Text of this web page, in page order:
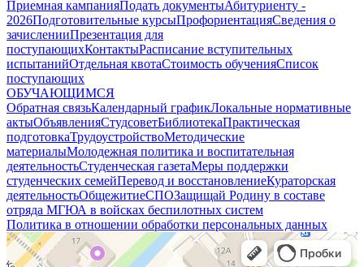
Приемная кампанияПодать документыАбитуриенту -
2026Подготовительные курсыПрофориентацияСведения о
зачисленииПрезентация для
поступающихКонтактыРасписание вступительных
испытанийОтдельная квотаСтоимость обученияCписок
поступающих
ОБУЧАЮЩИМСЯ
Обратная связьКалендарный графикЛокальные нормативные
актыОбъявленияСтудсоветБиблиотекаПрактическая
подготовкаТрудоустройствоМетодические
материалыМолодежная политика и воспитательная
деятельностьСтуденческая газетаМеры поддержки
студенческих семейПеревод и восстановлениеКураторская
деятельностьОбщежитиеСПОЗащищай Родину в составе
отряда МГЮА в войсках беспилотных систем
Политика в отношении обработки персональных данных